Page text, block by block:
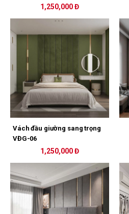
1,250,000 Đ
Vách đầu giường sang trọng
VĐG-06
1,250,000 Đ